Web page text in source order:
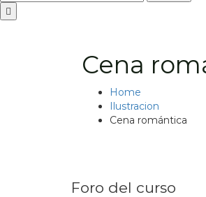
Cena
Home
Ilustracion
Cena romántica
Foro del curso